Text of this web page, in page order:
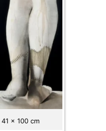
x 100 cm